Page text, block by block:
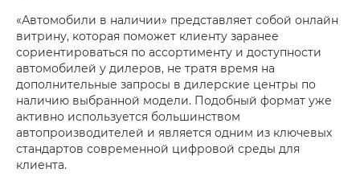
«Автомобили в наличии» представляет собой онлайн
витрину, которая поможет клиенту заранее
сориентироваться по ассортименту и доступности
автомобилей у дилеров, не тратя время на
дополнительные запросы в дилерские центры по
наличию выбранной модели. Подобный формат уже
активно используется большинством
автопроизводителей и является одним из ключевых
стандартов современной цифровой среды для
клиента.